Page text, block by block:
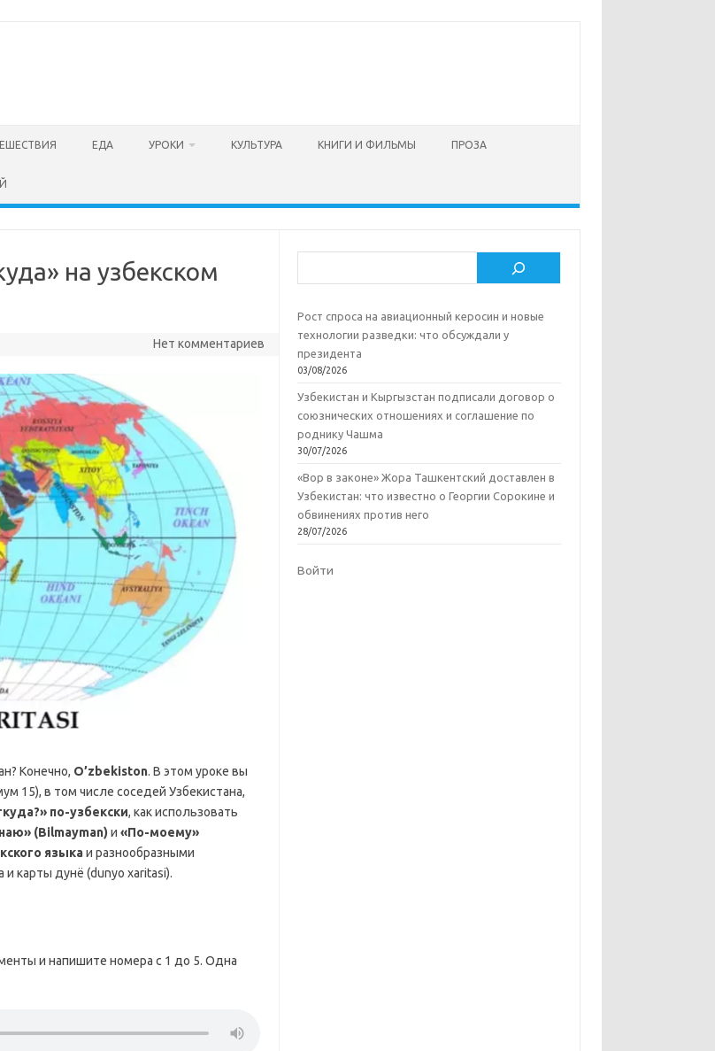
ЕДА УРОКИ КУЛЬТУРА КНИГИ И ФИЛЬМЫ ПРОЗА
на узбекском
Нет комментариев
Конечно, O’zbekiston. В этом уроке вы
15), в том числе соседей Узбекистана,
по-узбекски, как использовать
(Bilmayman) и «По-моему»
языкаи разнообразными
карты дунё (dunyo xaritasi).
и напишите номера c 1 до 5. Одна
Рост спроса на авиационный керосин и новые
технологии разведки: что обсуждали у
президента
03/08/2026
Узбекистан и Кыргызстан подписали договор о
союзнических отношениях и соглашение по
роднику Чашма
30/07/2026
«Вор в законе» Жора Ташкентский доставлен в
Узбекистан: что известно о Георгии Сорокине и
обвинениях против него
28/07/2026
Войти